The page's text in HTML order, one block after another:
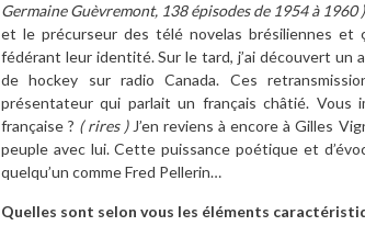
Germaine Guèvremont, 138 épisodes de 1954 à 1960 )
et le précurseur des télé novelas brésiliennes et
fédérant leur identité. Sur le tard, j’ai découvert un
de hockey sur radio Canada. Ces
présentateur qui parlait un français châtié. Vous
française ? ( rires )J’en reviens à encore à Gilles
peuple avec lui. Cette puissance poétique et
quelqu’un comme Fred Pellerin…
Quelles sont selon vous les éléments